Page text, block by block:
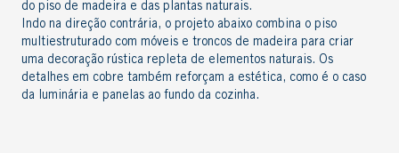
do piso de madeira e das plantas naturais.
Indo na direção contrária, o projeto abaixo combina o piso
multiestruturado com móveis e troncos de madeira para criar
uma decoração rústica repleta de elementos naturais. Os
detalhes em cobre também reforçam a estética, como é o caso
da luminária e panelas ao fundo da cozinha.